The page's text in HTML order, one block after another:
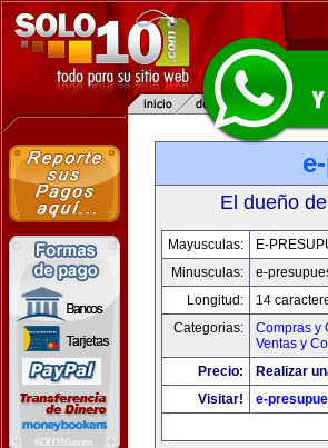
El dueño
Mayusculas:
E-
Minusculas:
e-
Longitud:
14
Categorias:
Compras y
Ventas y
Precio:
Realizar
Visitar!
e-